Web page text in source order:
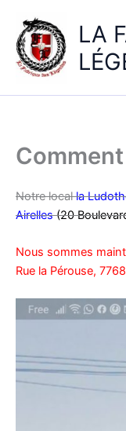
LA
Notre localla
Airelles(20
Nous sommes
Rue la Pérouse,